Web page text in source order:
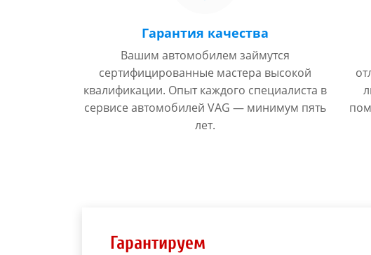
Гарантия качества
Вашим автомобилем займутся
сертифицированные мастера высокой
квалификации. Опыт каждого специалиста в
сервисе автомобилей VAG — минимум пять
лет.
Гарантируем